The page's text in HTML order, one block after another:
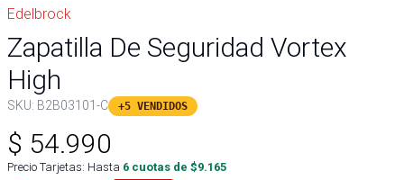
Edelbrock
Zapatilla De Seguridad Vortex
High
SKU: B2B03101-C +5 VENDIDOS
$ 54.990
Precio Tarjetas: Hasta 6 cuotas de $9.165